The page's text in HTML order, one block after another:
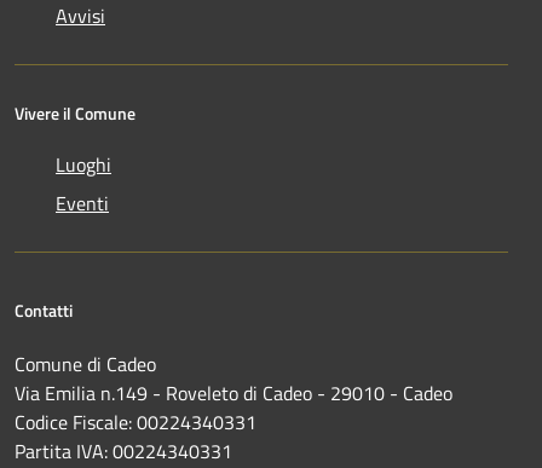
Avvisi
Vivere il Comune
Luoghi
Eventi
Contatti
Comune di Cadeo
Via Emilia n.149 - Roveleto di Cadeo - 29010 - Cadeo
Codice Fiscale: 00224340331
Partita IVA: 00224340331